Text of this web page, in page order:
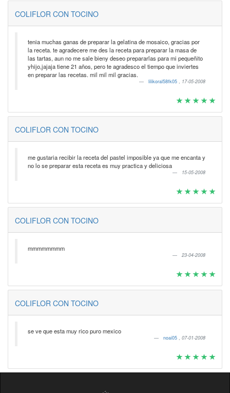
COLIFLOR CON TOCINO
tenia muchas ganas de preparar la gelatina de mosaico, gracias por
la receta. te agradecere me des la receta para preparar la masa de
las tartas, aun no me sale bieny deseo prepararlas para mi pequeñito
yhijo,jajaja tiene 21 años, pero te agradesco el tiempo que inviertes
en preparar las recetas. mil mil mil gracias.
lilikoral58fk05 , 17-05-2008
COLIFLOR CON TOCINO
me gustaria recibir la receta del pastel imposible ya que me encanta y
no lo se preparar esta receta es muy practica y deliciosa
15-05-2008
COLIFLOR CON TOCINO
mmmmmmmm
23-04-2008
COLIFLOR CON TOCINO
se ve que esta muy rico puro mexico
noai05 , 07-01-2008